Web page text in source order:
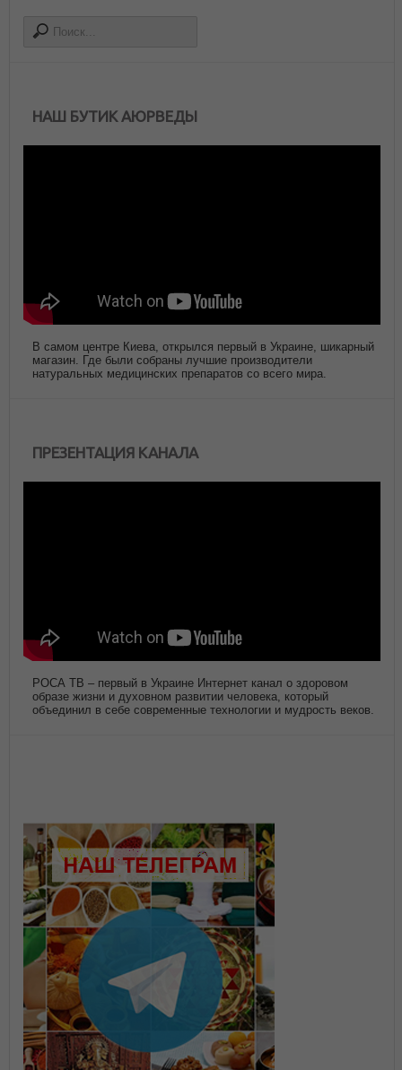
НАШ БУТИК АЮРВЕДЫ
В самом центре Киева, открылся первый в Украине, шикарный
магазин. Где были собраны лучшие производители
натуральных медицинских препаратов со всего мира.
ПРЕЗЕНТАЦИЯ КАНАЛА
РОСА ТВ – первый в Украине Интернет канал о здоровом
образе жизни и духовном развитии человека, который
объединил в себе современные технологии и мудрость веков.